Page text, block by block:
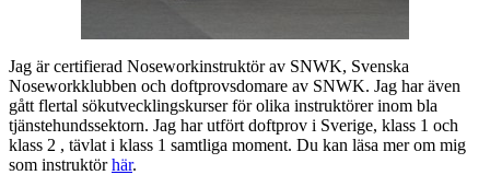
Jag är certifierad Noseworkinstruktör av SNWK, Svenska
Noseworkklubben och doftprovsdomare av SNWK. Jag har även
gått flertal sökutvecklingskurser för olika instruktörer inom bla
tjänstehundssektorn. Jag har utfört doftprov i Sverige, klass 1 och
klass 2 , tävlat i klass 1 samtliga moment. Du kan läsa mer om mig
som instruktörhär.